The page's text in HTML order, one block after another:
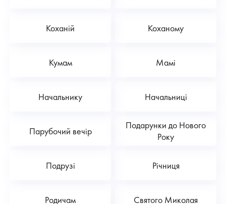
Коханій Коханому
Кумам Мамі
Начальнику Начальниці
Парубочий вечір
Подарунки до Нового
Року
Подрузі Річниця
Родичам Святого Миколая